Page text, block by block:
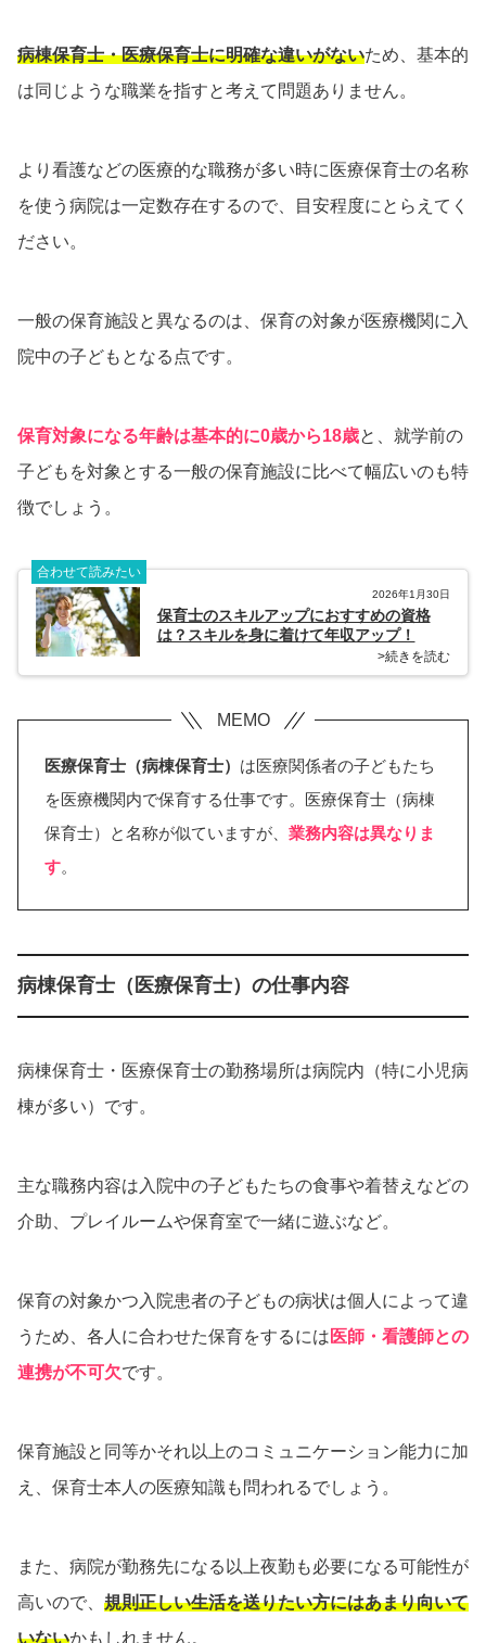
病棟保育士・医療保育士に明確な違いがないため、基本的
は同じような職業を指すと考えて問題ありません。
より看護などの医療的な職務が多い時に医療保育士の名称
を使う病院は一定数存在するので、目安程度にとらえてく
ださい。
一般の保育施設と異なるのは、保育の対象が医療機関に入
院中の子どもとなる点です。
保育対象になる年齢は基本的に0歳から18歳と、就学前の
子どもを対象とする一般の保育施設に比べて幅広いのも特
徴でしょう。
合わせて読みたい
2026年1月30日
保育士のスキルアップにおすすめの資格
は？スキルを身に着けて年収アップ！
>続きを読む
医療保育士（病棟保育士） は医療関係者の子どもたち
を医療機関内で保育する仕事です。医療保育士（病棟
保育士）と名称が似ていますが、 業務内容は異なりま
す。
病棟保育士（医療保育士）の仕事内容
病棟保育士・医療保育士の勤務場所は病院内（特に小児病
棟が多い）です。
主な職務内容は入院中の子どもたちの食事や着替えなどの
介助、プレイルームや保育室で一緒に遊ぶなど。
保育の対象かつ入院患者の子どもの病状は個人によって違
うため、各人に合わせた保育をするには 医師・看護師との
連携が不可欠です。
保育施設と同等かそれ以上のコミュニケーション能力に加
え、保育士本人の医療知識も問われるでしょう。
また、病院が勤務先になる以上夜勤も必要になる可能性が
高いので、 規則正しい生活を送りたい方にはあまり向いて
いないかもしれません。